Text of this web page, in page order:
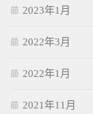
2023年1月
2022年3月
2022年1月
2021年11月